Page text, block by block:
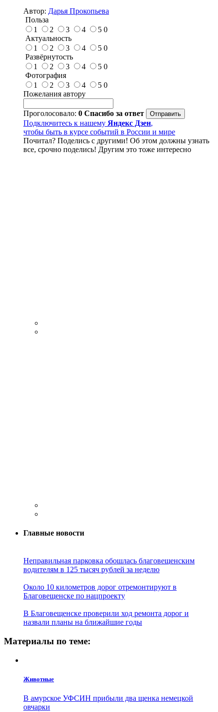
Автор: Дарья Прокопьева
Польза
1
2 3 4 5 0
Актуальность
1
2 3 4 5 0
Развёрнутость
1
2 3 4 5 0
Фотография
1
2 3 4 5 0
Пожелания автору
Проголосовало: 0 Спасибо за ответ
Подключитесь к нашему Яндекс Дзен,
чтобы быть в курсе событий в России и мире
Почитал? Поделись с другими! Об этом должны узнать
все, срочно поделись! Другим это тоже интересно
Главные новости
Неправильная парковка обошлась благовещенским
водителям в 125 тысяч рублей за неделю
Около 10 километров дорог отремонтируют в
Благовещенске по нацпроекту
В Благовещенске проверили ход ремонта дорог и
назвали планы на ближайшие годы
Материалы по теме:
Животные
В амурское УФСИН прибыли два щенка немецкой
овчарки